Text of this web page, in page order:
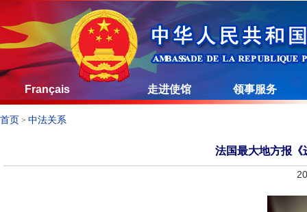
Français 走进使馆 领事服务
首页 > 中法关系
法国最大地方报《